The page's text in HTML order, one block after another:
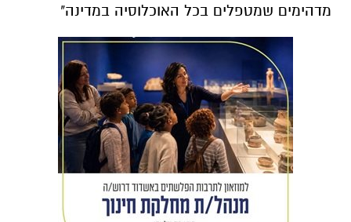
מדהימים שמטפלים בכל האוכלוסיה במדינה"